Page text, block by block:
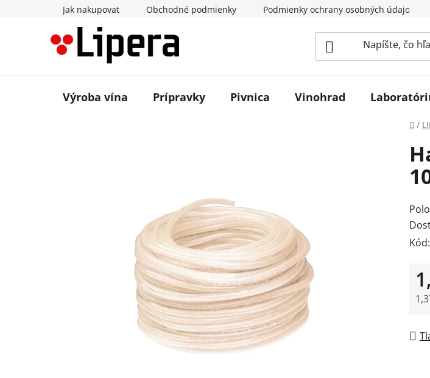
Jak nakupovat Obchodné podmienky Podmienky ochrany osobných údajov
Výroba vína Prípravky Pivnica Vinohrad
/
Kód: